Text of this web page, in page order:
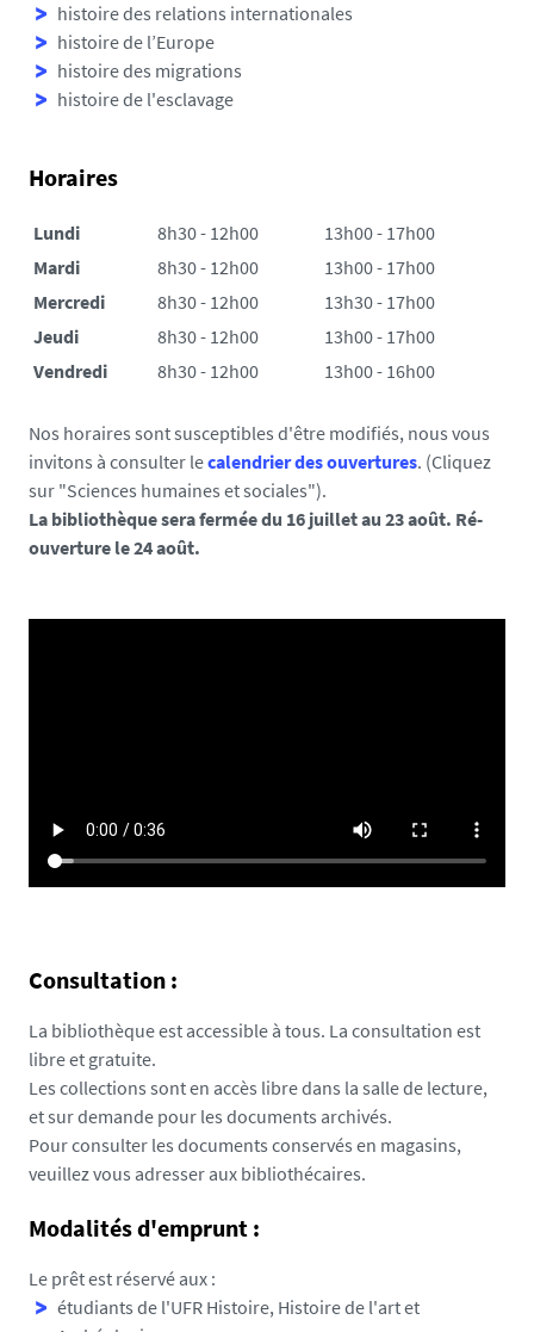
histoire des relations internationales
histoire de l’Europe
histoire des migrations
histoire de l'esclavage
Horaires
Lundi 8h30 - 12h00
13h00 - 17h00
Mardi
8h30 - 12h00
13h00 - 17h00
Mercredi
8h30 - 12h00
13h30 - 17h00
Jeudi
8h30 - 12h00
13h00 - 17h00
Vendredi
8h30 - 12h00 13h00 - 16h00
Nos horaires sont susceptibles d'être modifiés, nous vous
invitons à consulter lecalendrier des ouvertures. (Cliquez
sur "Sciences humaines et sociales").
La bibliothèque sera fermée du 16 juillet au 23 août. Ré-
ouverture le 24 août.
Consultation :
La bibliothèque est accessible à tous. La consultation est
libre et gratuite.
Les collections sont en accès libre dans la salle de lecture,
et sur demande pour les documents archivés.
Pour consulter les documents conservés en magasins,
veuillez vous adresser aux bibliothécaires.
Modalités d'emprunt :
Le prêt est réservé aux :
étudiants de l'UFR Histoire, Histoire de l'art et